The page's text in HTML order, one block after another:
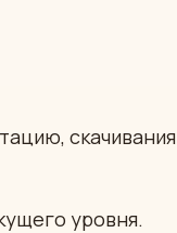
скачивания
уровня.